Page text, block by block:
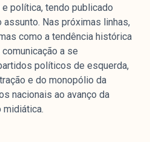
política, tendo publicado
Nas próximas linhas,
como a tendência histórica
a se
políticos de esquerda,
e do monopólio da
nacionais ao avanço da
midiática.